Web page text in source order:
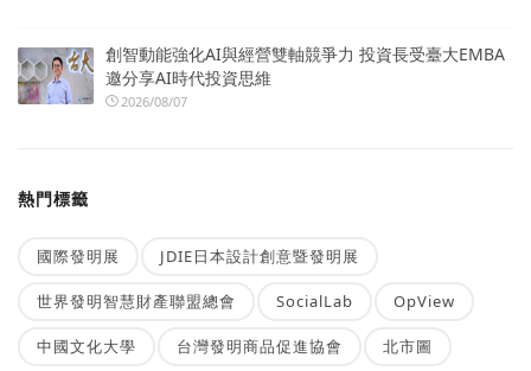
創智動能強化AI與經營雙軸競爭力 投資長受臺大EMBA
邀分享AI時代投資思維
2026/08/07
熱門標籤
國際發明展 JDIE日本設計創意暨發明展
世界發明智慧財產聯盟總會 SocialLab OpView
中國文化大學 台灣發明商品促進協會 北市圖